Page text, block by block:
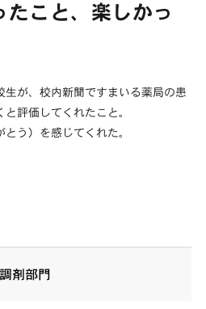
たこと、楽しかっ
生が、校内新聞ですまいる薬局の患
評価してくれたこと。
う）を感じてくれた。
調剤部門